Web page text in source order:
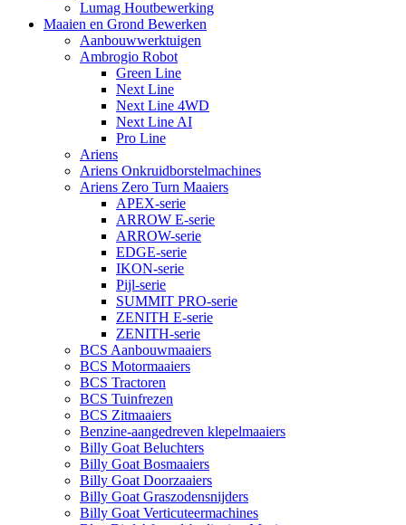
Lumag Houtbewerking
Maaien en Grond Bewerken
Aanbouwwerktuigen
Ambrogio Robot
Green Line
Next Line
Next Line 4WD
Next Line AI
Pro Line
Ariens
Ariens Onkruidborstelmachines
Ariens Zero Turn Maaiers
APEX-serie
ARROW E-serie
ARROW-serie
EDGE-serie
IKON-serie
Pijl-serie
SUMMIT PRO-serie
ZENITH E-serie
ZENITH-serie
BCS Aanbouwmaaiers
BCS Motormaaiers
BCS Tractoren
BCS Tuinfrezen
BCS Zitmaaiers
Benzine-aangedreven klepelmaaiers
Billy Goat Beluchters
Billy Goat Bosmaaiers
Billy Goat Doorzaaiers
Billy Goat Graszodensnijders
Billy Goat Verticuteermachines